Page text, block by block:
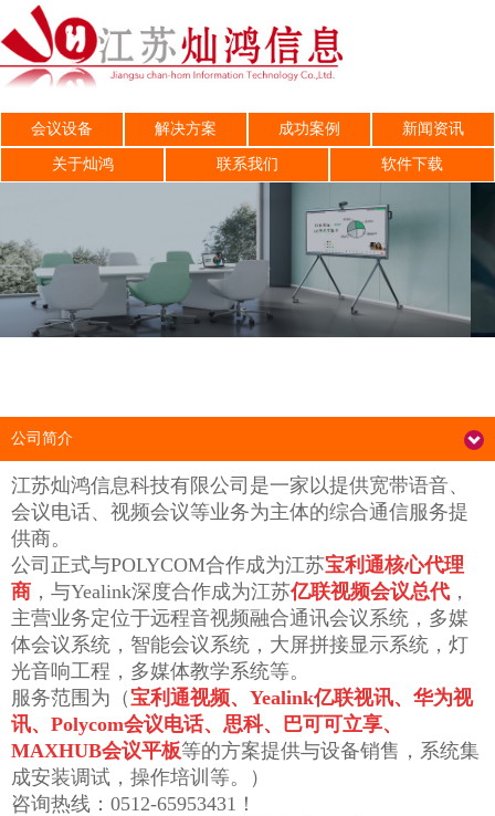
会议设备 解决方案 成功案例 新闻资讯
关于灿鸿 联系我们 软件下载
公司简介
江苏灿鸿信息科技有限公司是一家以提供宽带语音、
会议电话、视频会议等业务为主体的综合通信服务提
供商。
公司正式与POLYCOM合作成为江苏宝利通核心代理
商 ，与Yealink深度合作成为江苏亿联视频会议总代 ，
主营业务定位于远程音视频融合通讯会议系统，多媒
体会议系统，智能会议系统，大屏拼接显示系统，灯
光音响工程，多媒体教学系统等。
服务范围为（ 宝利通视频、Yealink亿联视讯、华为视
讯、Polycom会议电话、思科、巴可可立享、
MAXHUB会议平板等的方案提供与设备销售，系统集
成安装调试，操作培训等。）
咨询热线：0512-65953431！